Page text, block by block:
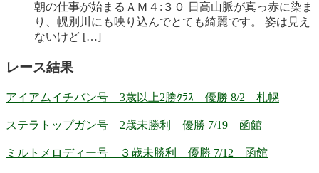
朝の仕事が始まるＡＭ４:３０ 日高山脈が真っ赤に染ま
り、幌別川にも映り込んでとても綺麗です。 姿は見え
ないけど […]
レース結果
アイアムイチバン号 3歳以上2勝ｸﾗｽ 優勝 8/2 札幌
ステラトップガン号 2歳未勝利 優勝 7/19 函館
ミルトメロディー号 ３歳未勝利 優勝 7/12 函館